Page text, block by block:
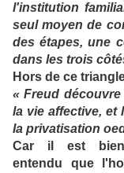
l'institution
seul moyen de
des étapes, une
dans les trois
Hors de ce
« Freud
la vie affective, et
la privatisation
Car il est
entendu que